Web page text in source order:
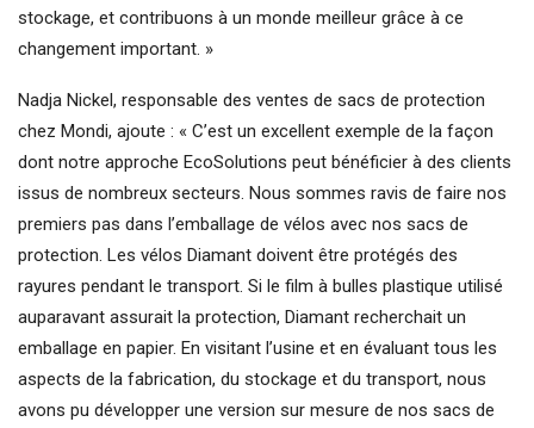
stockage, et contribuons à un monde meilleur grâce à ce
changement important. »
Nadja Nickel, responsable des ventes de sacs de protection
chez Mondi, ajoute : « C’est un excellent exemple de la façon
dont notre approche EcoSolutions peut bénéficier à des clients
issus de nombreux secteurs. Nous sommes ravis de faire nos
premiers pas dans l’emballage de vélos avec nos sacs de
protection. Les vélos Diamant doivent être protégés des
rayures pendant le transport. Si le film à bulles plastique utilisé
auparavant assurait la protection, Diamant recherchait un
emballage en papier. En visitant l’usine et en évaluant tous les
aspects de la fabrication, du stockage et du transport, nous
avons pu développer une version sur mesure de nos sacs de